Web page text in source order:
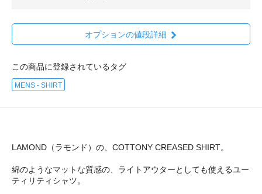
オプションの値段詳細
この商品に登録されているタグ
MENS - SHIRT
LAMOND（ラモンド）の、COTTONY CREASED SHIRT。
綿のようなマットな質感の、ライトアウターとしても使えるユー
ティリティシャツ。